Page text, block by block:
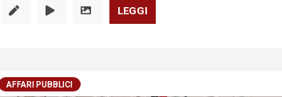
LEGGI
AFFARI PUBBLICI